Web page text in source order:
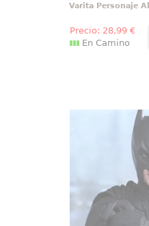
Varita Personaje
Precio: 28,99€
En Camino
Figura Batman
Dark
Espectacular
Edición
Bruce
película